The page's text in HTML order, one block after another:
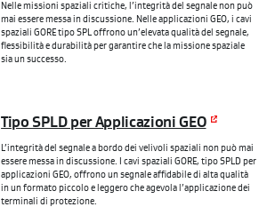
Nelle missioni spaziali critiche, l’integrità del segnale non può
mai essere messa in discussione. Nelle applicazioni GEO, i cavi
spaziali GORE tipo SPL offrono un’elevata qualità del segnale,
flessibilità e durabilità per garantire che la missione spaziale
sia un successo.
Tipo SPLD per Applicazioni GEO
L’integrità del segnale a bordo dei velivoli spaziali non può mai
essere messa in discussione. I cavi spaziali GORE, tipo SPLD per
applicazioni GEO, offrono un segnale affidabile di alta qualità
in un formato piccolo e leggero che agevola l’applicazione dei
terminali di protezione.